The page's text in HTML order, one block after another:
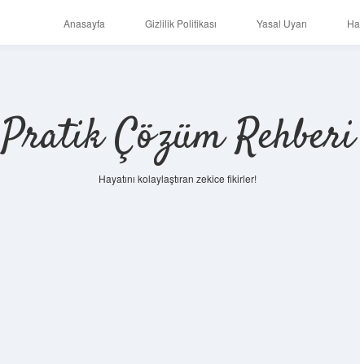
Anasayfa Gizlilik Politikası Yasal Uyarı
Pratik Çözüm Rehberi
Hayatını kolaylaştıran zekice fikirler!